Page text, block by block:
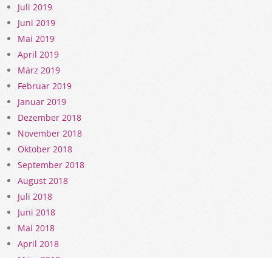
Juli 2019
Juni 2019
Mai 2019
April 2019
März 2019
Februar 2019
Januar 2019
Dezember 2018
November 2018
Oktober 2018
September 2018
August 2018
Juli 2018
Juni 2018
Mai 2018
April 2018